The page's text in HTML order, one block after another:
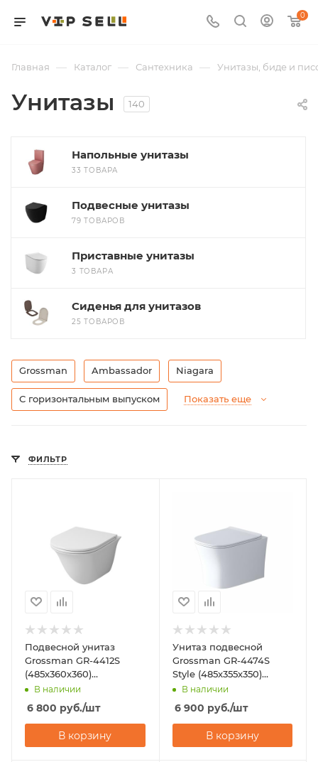
0
Главная — Каталог — Сантехника — Унитазы, биде и
Унитазы 140
Напольные унитазы
33 ТОВАРА
Подвесные унитазы
79 ТОВАРОВ
Приставные унитазы
3 ТОВАРА
Сиденья для унитазов
25 ТОВАРОВ
Grossman Ambassador Niagara
С горизонтальным выпуском Показать еще
ФИЛЬТР
Подвесной унитаз
Grossman GR-4412S
(485х360х360)
безободковый
В наличии
6 800 руб./шт
В корзину
Унитаз подвесной
Grossman GR-4474S
Style (485х355х350)
безободковый
В наличии
6 900 руб./шт
В корзину